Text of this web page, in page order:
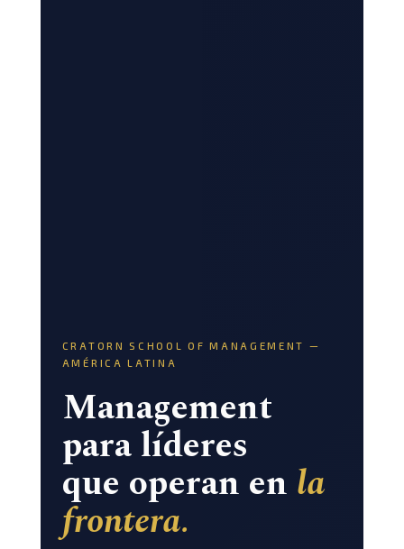
CRATORN SCHOOL OF MANAGEMENT —
AMÉRICA LATINA
Management
para líderes
que operan en la
frontera.